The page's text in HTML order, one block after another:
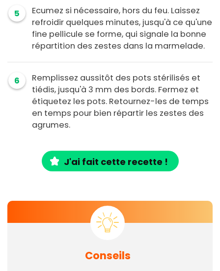
5
Ecumez si nécessaire, hors du feu. Laissez
refroidir quelques minutes, jusqu'à ce qu'une
fine pellicule se forme, qui signale la bonne
répartition des zestes dans la marmelade.
6
Remplissez aussitôt des pots stérilisés et
tiédis, jusqu'à 3 mm des bords. Fermez et
étiquetez les pots. Retournez-les de temps
en temps pour bien répartir les zestes des
agrumes.
J'ai fait cette recette !
Conseils